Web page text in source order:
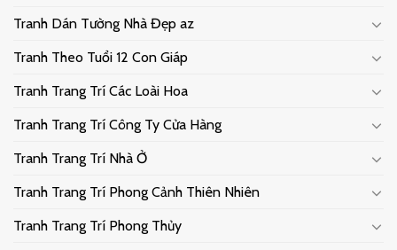
Tranh Dán Tường Nhà Đẹp az
Tranh Theo Tuổi 12 Con Giáp
Tranh Trang Trí Các Loài Hoa
Tranh Trang Trí Công Ty Cửa Hàng
Tranh Trang Trí Nhà Ở
Tranh Trang Trí Phong Cảnh Thiên Nhiên
Tranh Trang Trí Phong Thủy